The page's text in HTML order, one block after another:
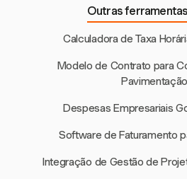
Outras
Calculadora de Taxa
Modelo de Contrato para
Pavimentação
Despesas Empresariais
Software de Faturamento
Integração de Gestão de